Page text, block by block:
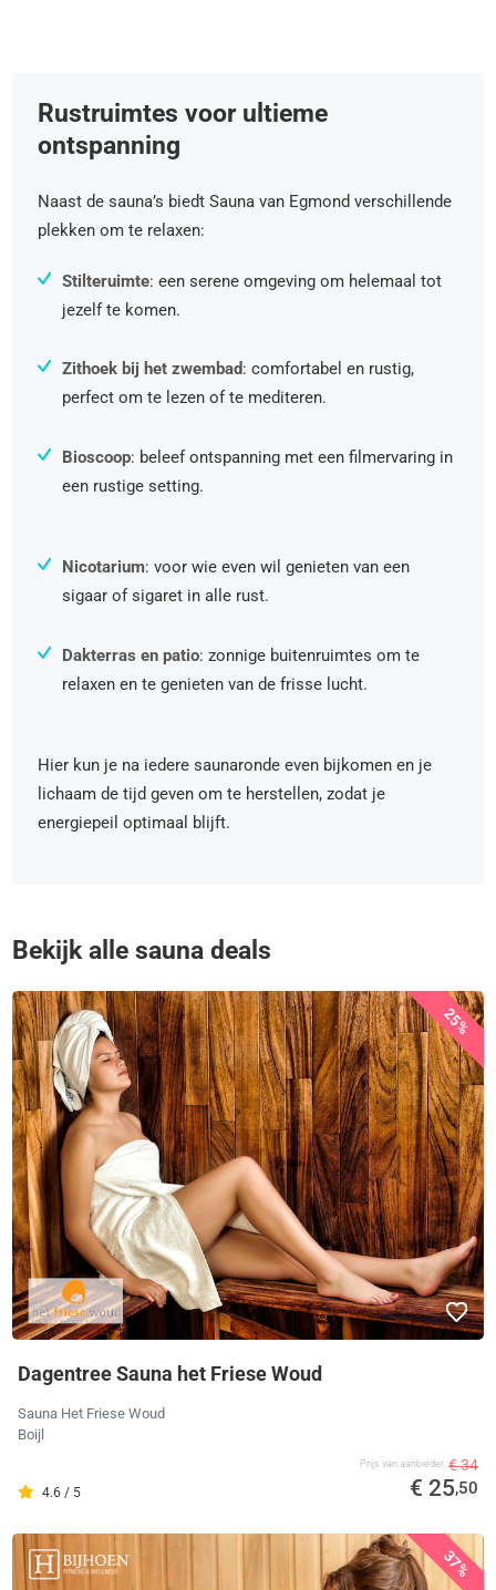
Rustruimtes voor ultieme
ontspanning
Naast de sauna’s biedt Sauna van Egmond verschillende
plekken om te relaxen:
Stilteruimte: een serene omgeving om helemaal tot
jezelf te komen.
Zithoek bij het zwembad: comfortabel en rustig,
perfect om te lezen of te mediteren.
Bioscoop: beleef ontspanning met een filmervaring in
een rustige setting.
Nicotarium: voor wie even wil genieten van een
sigaar of sigaret in alle rust.
Dakterras en patio: zonnige buitenruimtes om te
relaxen en te genieten van de frisse lucht.
Hier kun je na iedere saunaronde even bijkomen en je
lichaam de tijd geven om te herstellen, zodat je
energiepeil optimaal blijft.
Bekijk alle sauna deals
25%
Dagentree Sauna het Friese Woud
Sauna Het Friese Woud
Boijl
4.6 / 5
Prijs van aanbieder € 34
€ 25,50
37%